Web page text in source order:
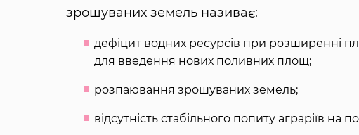
зрошуваних земель називає:
дефіцит водних ресурсів при розширенні
для введення нових поливних площ;
розпаювання зрошуваних земель;
відсутність стабільного попиту аграріїв на